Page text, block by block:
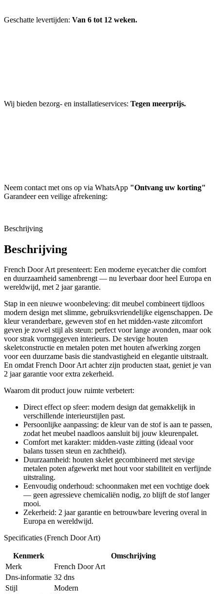
Geschatte levertijden: Van 6 tot 12 weken.
Wij bieden bezorg- en installatieservices: Tegen meerprijs.
Neem contact met ons op via WhatsApp "Ontvang uw korting"
Garandeer een veilige afrekening:
Beschrijving
Beschrijving
French Door Art presenteert: Een moderne eyecatcher die comfort
en duurzaamheid samenbrengt — nu leverbaar door heel Europa en
wereldwijd, met 2 jaar garantie.
Stap in een nieuwe woonbeleving: dit meubel combineert tijdloos
modern design met slimme, gebruiksvriendelijke eigenschappen. De
kleur veranderbare, geweven stof en het midden-vaste zitcomfort
geven je zowel stijl als steun: perfect voor lange avonden, maar ook
voor strak vormgegeven interieurs. De stevige houten
skeletconstructie en metalen poten met houten afwerking zorgen
voor een duurzame basis die standvastigheid en elegantie uitstraalt.
En omdat French Door Art achter zijn producten staat, geniet je van
2 jaar garantie voor extra zekerheid.
Waarom dit product jouw ruimte verbetert:
Direct effect op sfeer: modern design dat gemakkelijk in
verschillende interieurstijlen past.
Persoonlijke aanpassing: de kleur van de stof is aan te passen,
zodat het meubel naadloos aansluit bij jouw kleurenpalet.
Comfort met karakter: midden-vaste zitting (ideaal voor
balans tussen steun en zachtheid).
Duurzaamheid: houten skelet gecombineerd met stevige
metalen poten afgewerkt met hout voor stabiliteit en verfijnde
uitstraling.
Eenvoudig onderhoud: schoonmaken met een vochtige doek
— geen agressieve chemicaliën nodig, zo blijft de stof langer
mooi.
Zekerheid: 2 jaar garantie en betrouwbare levering overal in
Europa en wereldwijd.
Specificaties (French Door Art)
Kenmerk
Omschrijving
Merk
French Door Art
Dns-informatie 32 dns
Stijl
Modern